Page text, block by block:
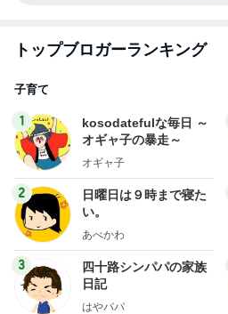
トップブロガーランキング
子育て
1
kosodatefulな毎日 ～
オギャ子の暴走～
オギャ子
2
日曜日は９時まで寝た
い。
あべかわ
3
四十路シンパパの家族
日記
はやパパ